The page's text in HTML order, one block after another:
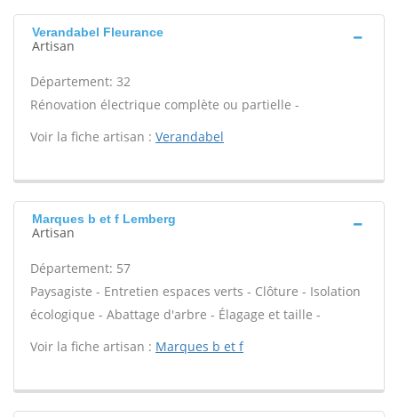
Verandabel Fleurance
Artisan
Département: 32
Rénovation électrique complète ou partielle -
Voir la fiche artisan : Verandabel
Marques b et f Lemberg
Artisan
Département: 57
Paysagiste - Entretien espaces verts - Clôture - Isolation
écologique - Abattage d'arbre - Élagage et taille -
Voir la fiche artisan : Marques b et f